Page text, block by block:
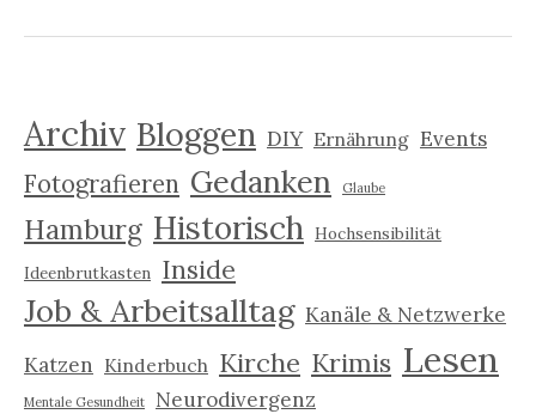
Archiv Bloggen DIY Ernährung Events
Fotografieren Gedanken Glaube
Hamburg Historisch
Hochsensibilität
Ideenbrutkasten Inside
Job & Arbeitsalltag Kanäle & Netzwerke
Katzen Kinderbuch Kirche Krimis Lesen
Mentale Gesundheit Neurodivergenz